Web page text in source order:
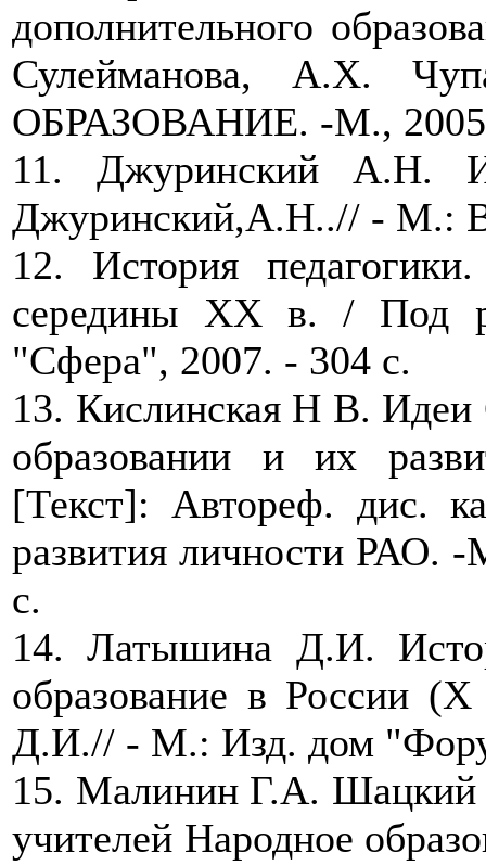
дополнительного
Сулейманова, А.Х.
ОБРАЗОВАНИЕ. -М.,
11. Джуринский А.Н.
Джуринский,А.Н..// - М.:
12. История
середины XX в. / Под
"Сфера", 2007. - 304 с.
13. Кислинская Н В. Идеи
образовании и их
[Текст]: Автореф. дис.
развития личности РАО.
с.
14. Латышина Д.И.
образование в России
Д.И.// - М.: Изд. дом
15. Малинин Г.А. Шацкий
учителей Народное